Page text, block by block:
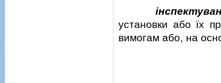
установки або їх
вимогам або, на